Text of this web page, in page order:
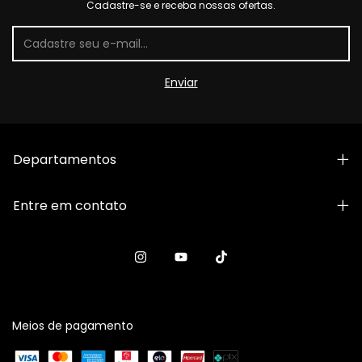
Cadastre-se e receba nossas ofertas.
Departamentos
Entre em contato
Meios de pagamento